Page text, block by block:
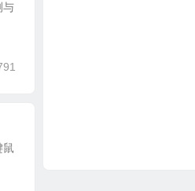
与
鼠